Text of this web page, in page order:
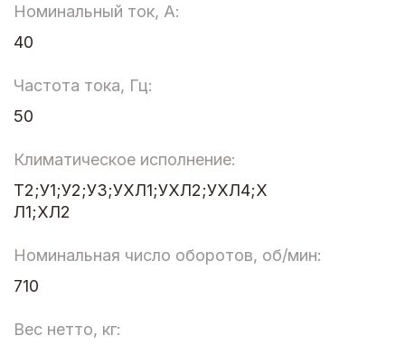
Номинальный ток, А:
40
Частота тока, Гц:
50
Климатическое исполнение:
Т2;У1;У2;У3;УХЛ1;УХЛ2;УХЛ4;Х
Л1;ХЛ2
Номинальная число оборотов, об/мин:
710
Вес нетто, кг: